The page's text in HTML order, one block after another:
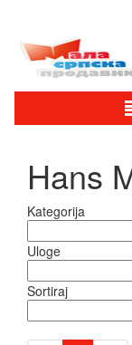
Hans
Kategorija
Uloge
Sortiraj